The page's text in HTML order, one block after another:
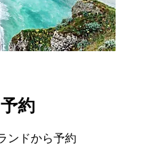
約
ンドから予約